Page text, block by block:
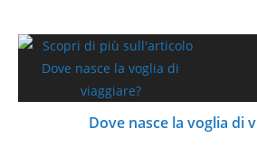
Dove nasce la voglia di